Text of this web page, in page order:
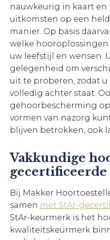
nauwkeurig in kaart en
uitkomsten op een
manier. Op basis
welke
uw leefstijl en wensen.
gelegenheid om
uit te proberen, zodat u
volledig achter staat.
gehoorbescherming
vormen van nazorg
blijven betrokken, ook
Vakkundige
gecertificeerde
Bij Makker
samen met StAr-
StAr-keurmerk is het
kwaliteitskeurmerk